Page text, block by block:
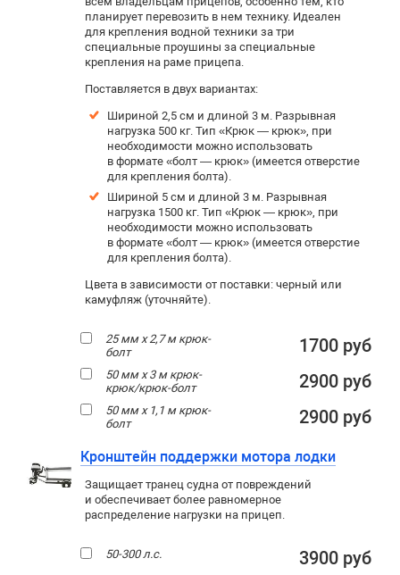
планирует перевозить в нем технику. Идеален
для крепления водной техники за три
специальные проушины за специальные
крепления на раме прицепа.
Поставляется в двух вариантах:
Шириной 2,5 см и длиной 3 м. Разрывная
нагрузка 500 кг. Тип «Крюк — крюк», при
необходимости можно использовать
в формате «болт — крюк» (имеется отверстие
для крепления болта).
Шириной 5 см и длиной 3 м. Разрывная
нагрузка 1500 кг. Тип «Крюк — крюк», при
необходимости можно использовать
в формате «болт — крюк» (имеется отверстие
для крепления болта).
Цвета в зависимости от поставки: черный или
камуфляж (уточняйте).
25 мм х 2,7 м крюк-
болт
1700 руб
50 мм х 3 м крюк-
крюк/крюк-болт
2900 руб
50 мм х 1,1 м крюк-
болт
2900 руб
Кронштейн поддержки мотора лодки
Защищает транец судна от повреждений
и обеспечивает более равномерное
распределение нагрузки на прицеп.
50-300 л.с. 3900 руб